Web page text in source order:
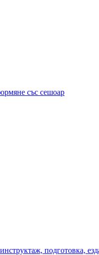
със сешоар
подготовка,